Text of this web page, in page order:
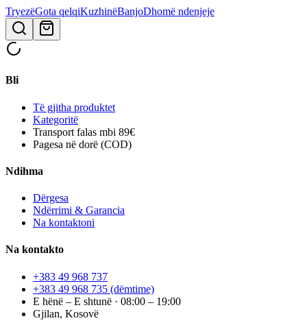
TryezëGota qelqiKuzhinëBanjoDhomë ndenjeje
Bli
Të gjitha produktet
Kategoritë
Transport falas mbi 89€
Pagesa në dorë (COD)
Ndihma
Dërgesa
Ndërrimi & Garancia
Na kontaktoni
Na kontakto
+383 49 968 737
+383 49 968 735 (dëmtime)
E hënë – E shtunë · 08:00 – 19:00
Gjilan, Kosovë